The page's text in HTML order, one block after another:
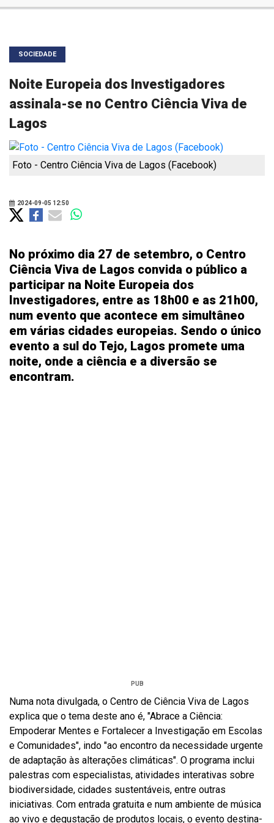
SOCIEDADE
Noite Europeia dos Investigadores
assinala-se no Centro Ciência Viva de
Lagos
Foto - Centro Ciência Viva de Lagos (Facebook)
2024-09-05 12:50
No próximo dia 27 de setembro, o Centro
Ciência Viva de Lagos convida o público a
participar na Noite Europeia dos
Investigadores, entre as 18h00 e as 21h00,
num evento que acontece em simultâneo
em várias cidades europeias. Sendo o único
evento a sul do Tejo, Lagos promete uma
noite, onde a ciência e a diversão se
encontram.
PUB
Numa nota divulgada, o Centro de Ciência Viva de Lagos
explica que o tema deste ano é, "Abrace a Ciência:
Empoderar Mentes e Fortalecer a Investigação em Escolas
e Comunidades", indo "ao encontro da necessidade urgente
de adaptação às alterações climáticas". O programa inclui
palestras com especialistas, atividades interativas sobre
biodiversidade, cidades sustentáveis, entre outras
iniciativas. Com entrada gratuita e num ambiente de música
ao vivo e degustação de produtos locais, o evento destina-